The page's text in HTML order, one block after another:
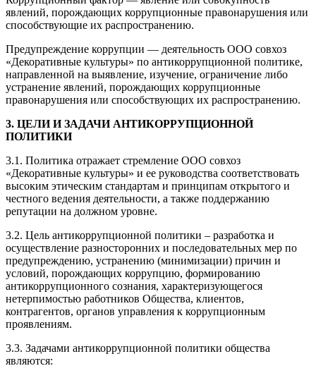
явлений, порождающих коррупционные правонарушения или
способствующие их распространению.
Предупреждение коррупции — деятельность ООО совхоз
«Декоративные культуры» по антикоррупционной политике,
направленной на выявление, изучение, ограничение либо
устранение явлений, порождающих коррупционные
правонарушения или способствующих их распространению.
3. ЦЕЛИ И ЗАДАЧИ АНТИКОРРУПЦИОННОЙ
ПОЛИТИКИ
3.1. Политика отражает стремление ООО совхоз
«Декоративные культуры» и ее руководства соответствовать
высоким этическим стандартам и принципам открытого и
честного ведения деятельности, а также поддержанию
репутации на должном уровне.
3.2. Цель антикоррупционной политики – разработка и
осуществление разносторонних и последовательных мер по
предупреждению, устранению (минимизации) причин и
условий, порождающих коррупцию, формированию
антикоррупционного сознания, характеризующегося
нетерпимостью работников Общества, клиентов,
контрагентов, органов управления к коррупционным
проявлениям.
3.3. Задачами антикоррупционной политики общества
являются: